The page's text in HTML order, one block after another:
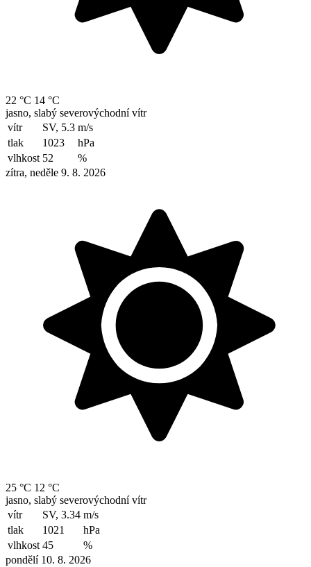
22 °C 14 °C
jasno, slabý severovýchodní vítr
vítr
SV, 5.3 m/s
tlak
1023
hPa
vlhkost 52
%
zítra, neděle 9. 8. 2026
25 °C 12 °C
jasno, slabý severovýchodní vítr
vítr
SV, 3.34 m/s
tlak
1021
hPa
vlhkost 45
%
pondělí 10. 8. 2026